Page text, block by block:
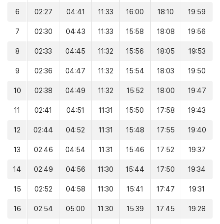
6 02:27 04:41 11:33 16:00 18:10 19:59
7 02:30 04:43 11:33 15:58 18:08 19:56
8 02:33 04:45 11:32 15:56 18:05 19:53
9 02:36 04:47 11:32 15:54 18:03 19:50
10 02:38 04:49 11:32 15:52 18:00 19:47
11 02:41 04:51 11:31 15:50 17:58 19:43
12 02:44 04:52 11:31 15:48 17:55 19:40
13 02:46 04:54 11:31 15:46 17:52 19:37
14 02:49 04:56 11:30 15:44 17:50 19:34
15 02:52 04:58 11:30 15:41 17:47 19:31
16 02:54 05:00 11:30 15:39 17:45 19:28